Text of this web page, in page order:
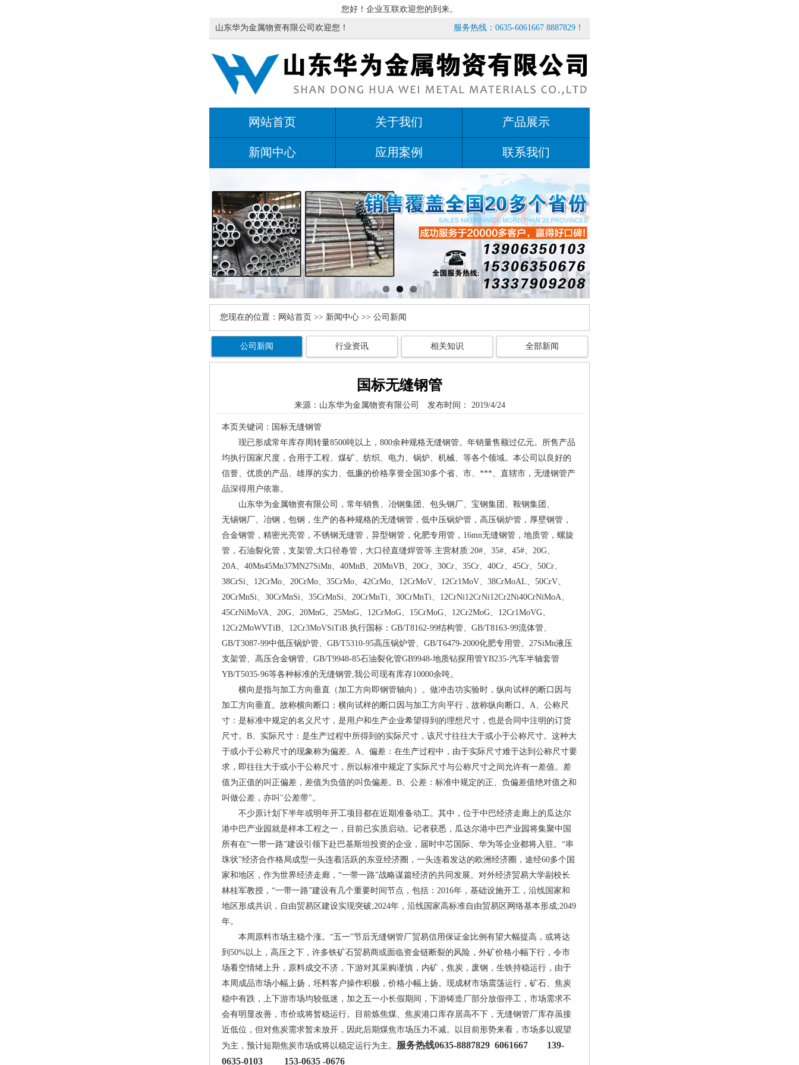
您好！企业互联欢迎您的到来。
山东华为金属物资有限公司欢迎您！ 服务热线：0635-6061667 8887829！
网站首页 关于我们 产品展示
新闻中心 应用案例 联系我们
您现在的位置： 网站首页 >> 新闻中心 >> 公司新闻
公司新闻 行业资讯 相关知识 全部新闻
国标无缝钢管
来源： 山东华为金属物资有限公司 发布时间： 2019/4/24
本页关键词：国标无缝钢管
现已形成常年库存周转量8500吨以上，800余种规格无缝钢管。年销量售额过亿元。所售产品
均执行国家尺度，合用于工程、煤矿、纺织、电力、锅炉、机械、等各个领域。本公司以良好的
信誉、优质的产品、雄厚的实力、低廉的价格享誉全国30多个省、市、***、直辖市，无缝钢管产
品深得用户依靠。
山东华为金属物资有限公司，常年销售、冶钢集团、包头钢厂、宝钢集团、鞍钢集团、
无锡钢厂、冶钢，包钢，生产的各种规格的无缝钢管，低中压锅炉管，高压锅炉管，厚壁钢管，
合金钢管，精密光亮管，不锈钢无缝管，异型钢管，化肥专用管，16mn无缝钢管，地质管，螺旋
管，石油裂化管，支架管,大口径卷管，大口径直缝焊管等.主营材质:20#、35#、45#、20G、
20A、40Mn45Mn37MN27SiMn、40MnB、20MnVB、20Cr、30Cr、35Cr、40Cr、45Cr、50Cr、
38CrSi、12CrMo、20CrMo、35CrMo、42CrMo、12CrMoV、12Cr1MoV、38CrMoAL、50CrV、
20CrMnSi、30CrMnSi、35CrMnSi、20CrMnTi、30CrMnTi、12CrNi12CrNi12Cr2Ni40CrNiMoA、
45CrNiMoVA、20G、20MnG、25MnG、12CrMoG、15CrMoG、12Cr2MoG、12Cr1MoVG、
12Cr2MoWVTiB、12Cr3MoVSiTiB.执行国标：GB/T8162-99结构管、GB/T8163-99流体管、
GB/T3087-99中低压锅炉管、GB/T5310-95高压锅炉管、GB/T6479-2000化肥专用管、27SiMn液压
支架管、高压合金钢管、GB/T9948-85石油裂化管GB9948-地质钻探用管YB235-汽车半轴套管
YB/T5035-96等各种标准的无缝钢管,我公司现有库存10000余吨。
横向是指与加工方向垂直（加工方向即钢管轴向）。做冲击功实验时，纵向试样的断口因与
加工方向垂直。故称横向断口；横向试样的断口因与加工方向平行，故称纵向断口。A、公称尺
寸：是标准中规定的名义尺寸，是用户和生产企业希望得到的理想尺寸，也是合同中注明的订货
尺寸。B、实际尺寸：是生产过程中所得到的实际尺寸，该尺寸往往大于或小于公称尺寸。这种大
于或小于公称尺寸的现象称为偏差。A、偏差：在生产过程中，由于实际尺寸难于达到公称尺寸要
求，即往往大于或小于公称尺寸，所以标准中规定了实际尺寸与公称尺寸之间允许有一差值。差
值为正值的叫正偏差，差值为负值的叫负偏差。B、公差：标准中规定的正、负偏差值绝对值之和
叫做公差，亦叫"公差带"。
不少原计划下半年或明年开工项目都在近期准备动工。其中，位于中巴经济走廊上的瓜达尔
港中巴产业园就是样本工程之一，目前已实质启动。记者获悉，瓜达尔港中巴产业园将集聚中国
所有在“一带一路”建设引领下赴巴基斯坦投资的企业，届时中芯国际、华为等企业都将入驻。“串
珠状”经济合作格局成型一头连着活跃的东亚经济圈，一头连着发达的欧洲经济圈，途经60多个国
家和地区，作为世界经济走廊，“一带一路”战略谋篇经济的共同发展。对外经济贸易大学副校长
林桂军教授，“一带一路”建设有几个重要时间节点，包括：2016年，基础设施开工，沿线国家和
地区形成共识，自由贸易区建设实现突破;2024年，沿线国家高标准自由贸易区网络基本形成;2049
年。
本周原料市场主稳个涨。“五一”节后无缝钢管厂贸易信用保证金比例有望大幅提高，或将达
到50%以上，高压之下，许多铁矿石贸易商或面临资金链断裂的风险，外矿价格小幅下行，令市
场看空情绪上升，原料成交不济，下游对其采购谨慎，内矿，焦炭，废钢，生铁持稳运行，由于
本周成品市场小幅上扬，坯料客户操作积极，价格小幅上扬。现成材市场震荡运行，矿石、焦炭
稳中有跌，上下游市场均较低迷，加之五一小长假期间，下游铸造厂部分放假停工，市场需求不
会有明显改善，市价或将暂稳运行。目前炼焦煤、焦炭港口库存居高不下，无缝钢管厂库存虽接
近低位，但对焦炭需求暂未放开，因此后期煤焦市场压力不减。以目前形势来看，市场多以观望
为主，预计短期焦炭市场或将以稳定运行为主。 服务热线0635-8887829 6061667 139-
0635-0103 153-0635 -0676